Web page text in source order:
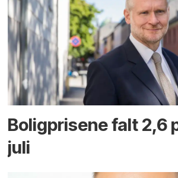
Boligprisene falt 2,6
juli